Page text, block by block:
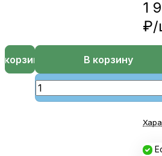
1
₽/
В корзину
В корзине